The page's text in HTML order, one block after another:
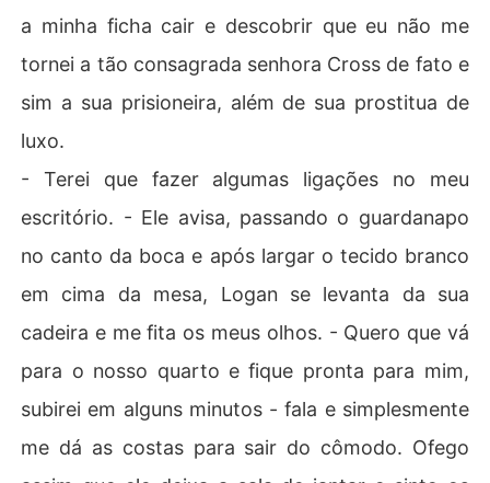
a minha ficha cair e descobrir que eu não me
tornei a tão consagrada senhora Cross de fato e
sim a sua prisioneira, além de sua prostitua de
luxo.
- Terei que fazer algumas ligações no meu
escritório. - Ele avisa, passando o guardanapo
no canto da boca e após largar o tecido branco
em cima da mesa, Logan se levanta da sua
cadeira e me fita os meus olhos. - Quero que vá
para o nosso quarto e fique pronta para mim,
subirei em alguns minutos - fala e simplesmente
me dá as costas para sair do cômodo. Ofego